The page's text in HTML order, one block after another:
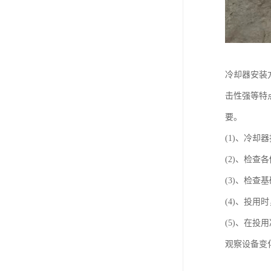
冷却器安装
击性强等特
要。
(1)、冷却
(2)、检查
(3)、检查
(4)、投用
(5)、在投
观察设备变